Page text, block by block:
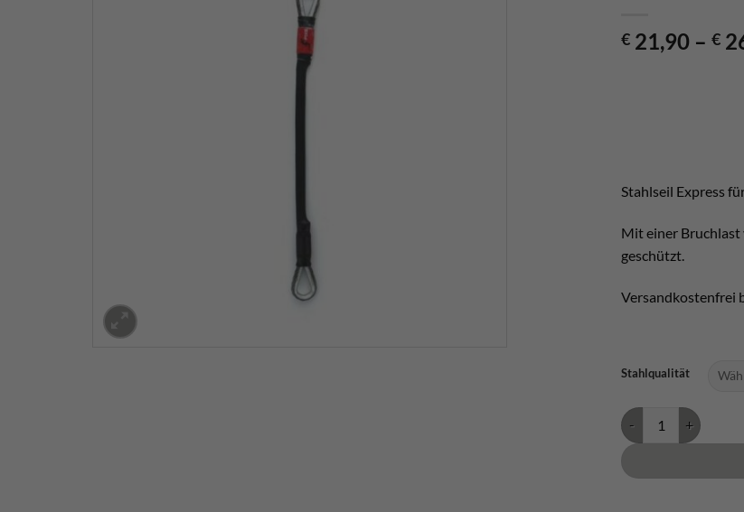
€ 21,90 – €
Stahlseil Express
Mit einer Bruchlast
geschützt.
Versandkostenfrei
Stahlqualität
Stahlseil